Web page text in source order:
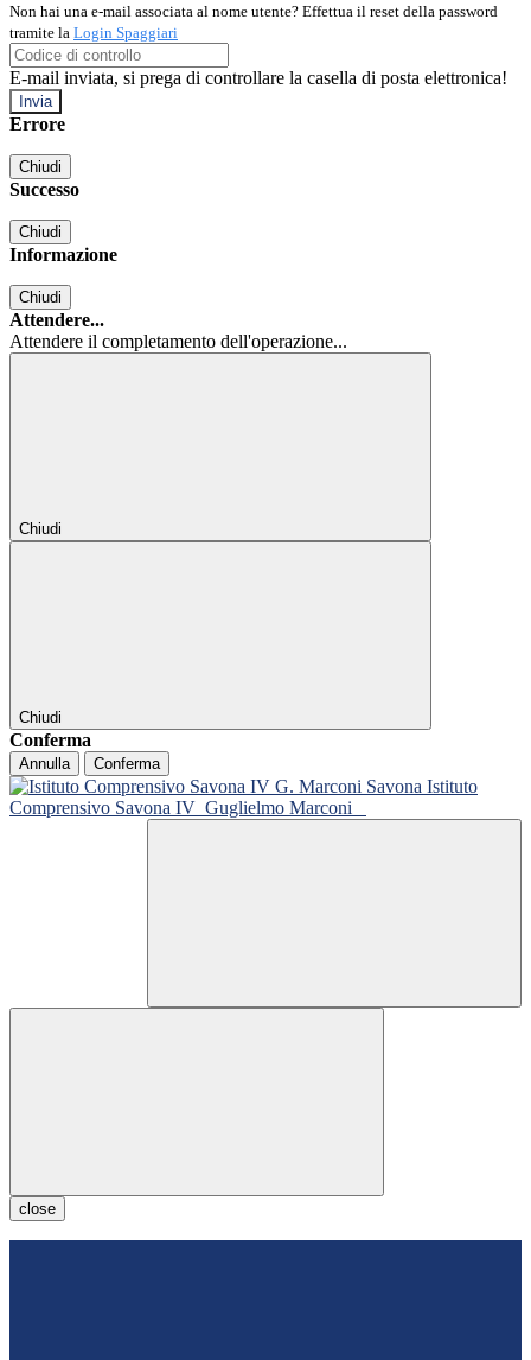
Non hai una e-mail associata al nome utente? Effettua il reset della password
tramite la Login Spaggiari
E-mail inviata, si prega di controllare la casella di posta elettronica!
Errore
Chiudi
Successo
Chiudi
Informazione
Chiudi
Attendere...
Attendere il completamento dell'operazione...
Chiudi
Chiudi
Conferma
Annulla Conferma
Istituto
Comprensivo Savona IV Guglielmo Marconi
close